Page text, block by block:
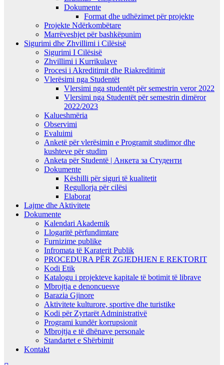
Dokumente
Format dhe udhëzimet për projekte
Projekte Ndërkombëtare
Marrëveshjet për bashkëpunim
Sigurimi dhe Zhvillimi i Cilësisë
Sigurimi I Cilësisë
Zhvillimi i Kurrikulave
Procesi i Akreditimit dhe Riakreditimit
Vlerësimi nga Studentët
Vlersimi nga studentët për semestrin veror 2022
Vlersimi nga Studentët për semestrin dimëror
2022/2023
Kalueshmëria
Observimi
Evaluimi
Anketë për vlerësimin e Programit studimor dhe
kushteve për studim
Anketa për Studentë | Анкета за Студенти
Dokumente
Këshilli për siguri të kualitetit
Regullorja për cilësi
Elaborat
Lajme dhe Aktivitete
Dokumente
Kalendari Akademik
Llogaritë përfundimtare
Furnizime publike
Infromata të Karaterit Publik
PROCEDURA PËR ZGJEDHJEN E REKTORIT
Kodi Etik
Katalogu i projekteve kapitale të botimit të librave
Mbrojtja e denoncuesve
Barazia Gjinore
Aktivitete kulturore, sportive dhe turistike
Kodi për Zyrtarët Administrativë
Programi kundër korrupsionit
Mbrojtja e të dhënave personale
Standartet e Shërbimit
Kontakt